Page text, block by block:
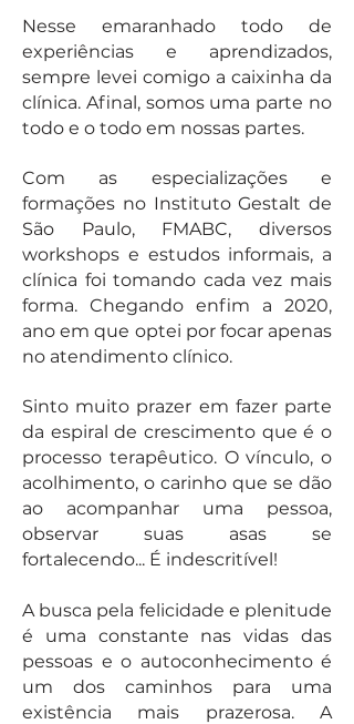
Nesse emaranhado todo de
experiências e aprendizados,
sempre levei comigo a caixinha da
clínica. Afinal, somos uma parte no
todo e o todo em nossas partes.
Com as especializações e
formações no Instituto Gestalt de
São Paulo, FMABC, diversos
workshops e estudos informais, a
clínica foi tomando cada vez mais
forma. Chegando enfim a 2020,
ano em que optei por focar apenas
no atendimento clínico.
Sinto muito prazer em fazer parte
da espiral de crescimento que é o
processo terapêutico. O vínculo, o
acolhimento, o carinho que se dão
ao acompanhar uma pessoa,
observar suas asas se
fortalecendo... É indescritível!
A busca pela felicidade e plenitude
é uma constante nas vidas das
pessoas e o autoconhecimento é
um dos caminhos para uma
existência mais prazerosa. A